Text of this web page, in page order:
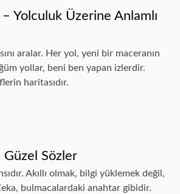
Yolculuk Üzerine Anlamlı
aralar. Her yol, yeni bir maceranın
yollar, beni ben yapan izlerdir.
haritasıdır.
Sözler
Akıllı olmak, bilgi yüklemek değil,
bulmacalardaki anahtar gibidir.